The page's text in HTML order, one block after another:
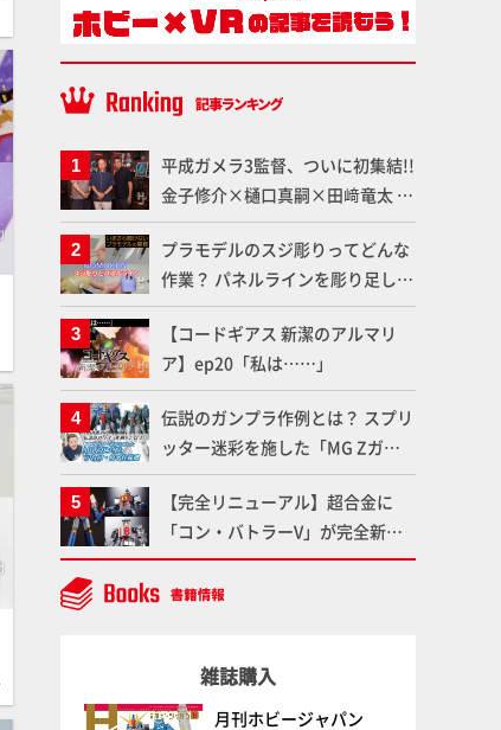
平成ガメラ3監督、ついに初集結!!
金子修介×樋口真嗣×田﨑竜太 4
体のガメラを未来へつなぐ特別鼎
談「ガメラ永久保存化プロジェク
ト FINAL」
プラモデルのスジ彫りってどんな
作業？ パネルラインを彫り足して
作品を映えさせよう！【いまさら
聞けないプラモデルの基礎：スジ
彫りとパネルライン】
【コードギアス 新潔のアルマリ
ア】ep20「私は……」
伝説のガンプラ作例とは？ スプリ
ッター迷彩を施した「MG Zガン
ダム アムロ・レイ仕様機」をMAX
渡辺がふたたび塗る!!【試し読
み】
【完全リニューアル】超合金に
「コン・バトラーV」が完全新規
造形で登場！気になる仕様を試作
品の撮り下ろしでご紹介!!さらに
雑誌購入
月刊ホビージャパン